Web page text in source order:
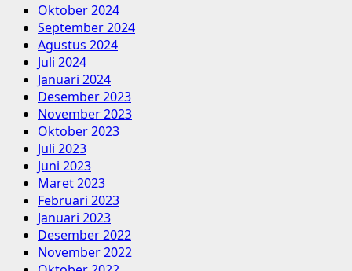
Oktober 2024
September 2024
Agustus 2024
Juli 2024
Januari 2024
Desember 2023
November 2023
Oktober 2023
Juli 2023
Juni 2023
Maret 2023
Februari 2023
Januari 2023
Desember 2022
November 2022